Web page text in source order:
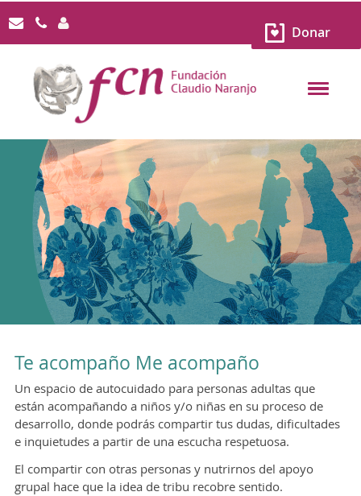
Donar
Te acompaño Me acompaño
Un espacio de autocuidado para personas adultas que
están acompañando a niños y/o niñas en su proceso de
desarrollo, donde podrás compartir tus dudas, dificultades
e inquietudes a partir de una escucha respetuosa.
El compartir con otras personas y nutrirnos del apoyo
grupal hace que la idea de tribu recobre sentido.